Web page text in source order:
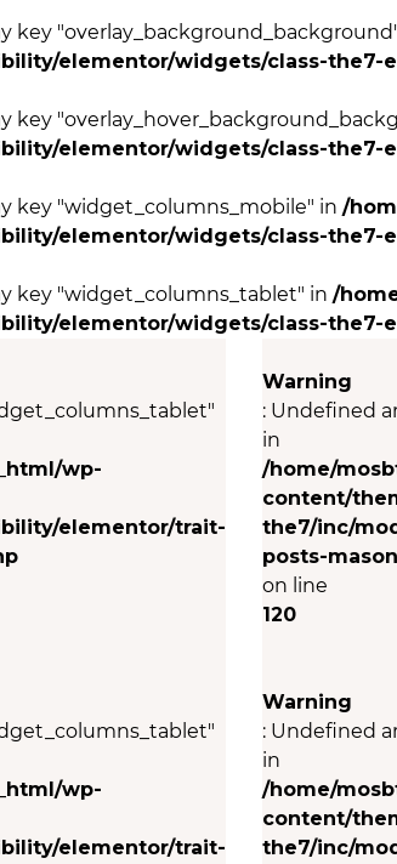
key
elementor/widgets/class-
key
elementor/widgets/class-
key "widget_columns_mobile" in /
elementor/widgets/class-
key "widget_columns_tablet" in /
elementor/widgets/class-
wp-
elementor/trait-
wp-
elementor/trait-
Warning
: Undefined
in
/home/
content/
the7/inc/
posts-
on line
120
Warning
: Undefined
in
/home/
content/
the7/inc/